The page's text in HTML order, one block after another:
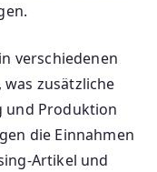
verschiedenen
zusätzliche
und Produktion
die Einnahmen
Artikel und